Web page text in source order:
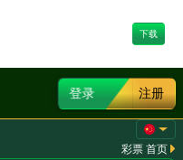
下载
登录 注册
彩票 首页